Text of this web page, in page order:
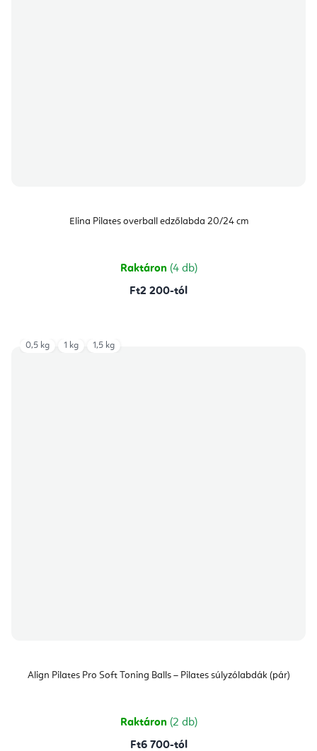
Elina Pilates overball edzőlabda 20/24 cm
Raktáron (4 db)
Ft2 200-tól
Align Pilates Pro Soft Toning Balls – Pilates súlyzólabdák (pár)
Raktáron (2 db)
Ft6 700-tól
0,5 kg 1 kg 1,5 kg